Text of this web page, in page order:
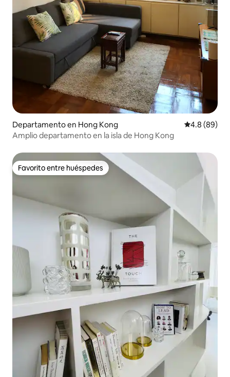
Departamento en Hong Kong Calificación
4.8 (89)
Amplio departamento en la isla de Hong Kong
Favorito entre huéspedes
Favorito entre huéspedes